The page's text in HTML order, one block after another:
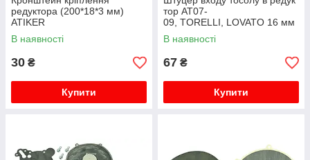
редуктора (200*18*3 мм)
ATIKER
В наявності
30 ₴
Купити
тор AT07-
09, TORELLI, LOVATO 16 мм
(2 уп. кільця) TOMASETTO
В наявності
67 ₴
Купити